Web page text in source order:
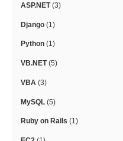
ASP.NET(3)
Django (1)
Python (1)
VB.NET(5)
VBA (3)
MySQL (5)
Ruby on Rails (1)